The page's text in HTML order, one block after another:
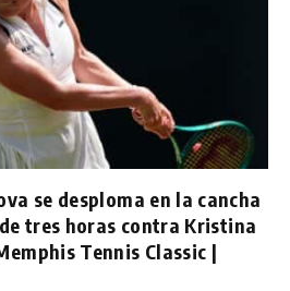
se desploma en la cancha
tres horas contra Kristina
Tennis Classic |